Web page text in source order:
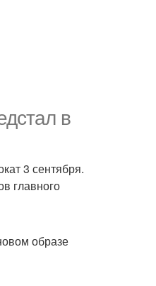
в
3 сентября.
главного
образе